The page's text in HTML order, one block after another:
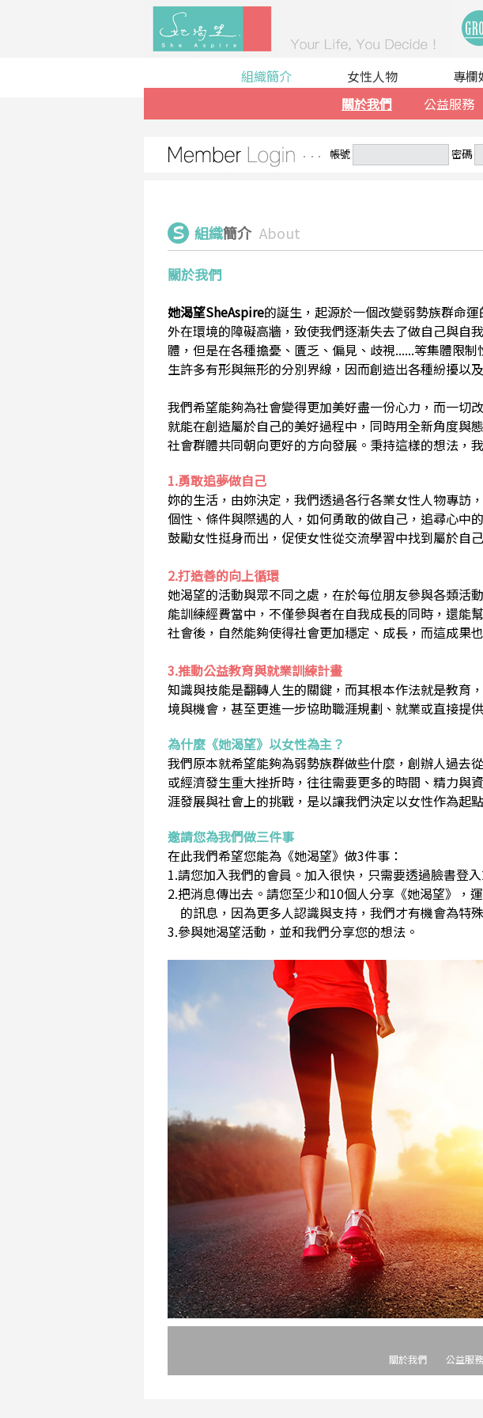
組織簡介
關於我們
公益服務
女性人物 專欄
帳號 密碼
組織簡介 About
關於我們
她渴望SheAspire的誕生，起源於一個改變弱勢族群命
外在環境的障礙高牆，致使我們逐漸失去了做自己與自
體，但是在各種擔憂、匱乏、偏見、歧視......等集體限
生許多有形與無形的分別界線，因而創造出各種紛擾以
我們希望能夠為社會變得更加美好盡一份心力，而一切
就能在創造屬於自己的美好過程中，同時用全新角度與
社會群體共同朝向更好的方向發展。秉持這樣的想法，
1.勇敢追夢做自己
妳的生活，由妳決定，我們透過各行各業女性人物專訪
個性、條件與際遇的人，如何勇敢的做自己，追尋心中
鼓勵女性挺身而出，促使女性從交流學習中找到屬於自
2.打造善的向上循環
她渴望的活動與眾不同之處，在於每位朋友參與各類活
能訓練經費當中，不僅參與者在自我成長的同時，還能
社會後，自然能夠使得社會更加穩定、成長，而這成果
3.推動公益教育與就業訓練計畫
知識與技能是翻轉人生的關鍵，而其根本作法就是教育
境與機會，甚至更進一步協助職涯規劃、就業或直接提
為什麼《她渴望》以女性為主？
我們原本就希望能夠為弱勢族群做些什麼，創辦人過去
或經濟發生重大挫折時，往往需要更多的時間、精力與
涯發展與社會上的挑戰，是以讓我們決定以女性作為起
邀請您為我們做三件事
在此我們希望您能為《她渴望》做3件事：
1.請您加入我們的會員。加入很快，只需要透過臉書登
2.把消息傳出去。請您至少和10個人分享《她渴望》，
的訊息，因為更多人認識與支持，我們才有機會為特
3.參與她渴望活動，並和我們分享您的想法。
關於我們 公益服務